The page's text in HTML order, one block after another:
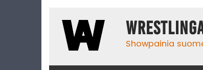
Showpainia